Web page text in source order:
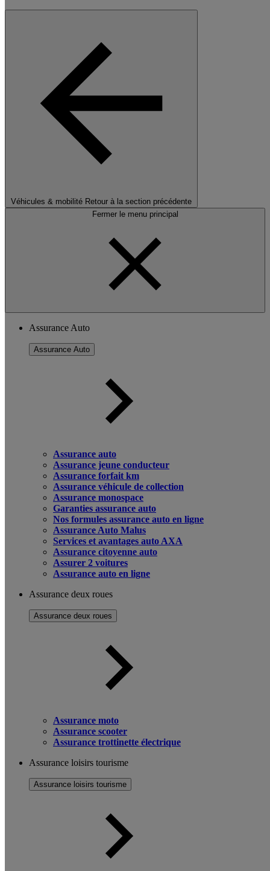
Véhicules & mobilité Retour à la section précédente
Fermer le menu principal
Assurance Auto
Assurance Auto
Assurance auto
Assurance jeune conducteur
Assurance forfait km
Assurance véhicule de collection
Assurance monospace
Garanties assurance auto
Nos formules assurance auto en ligne
Assurance Auto Malus
Services et avantages auto AXA
Assurance citoyenne auto
Assurer 2 voitures
Assurance auto en ligne
Assurance deux roues
Assurance deux roues
Assurance moto
Assurance scooter
Assurance trottinette électrique
Assurance loisirs tourisme
Assurance loisirs tourisme